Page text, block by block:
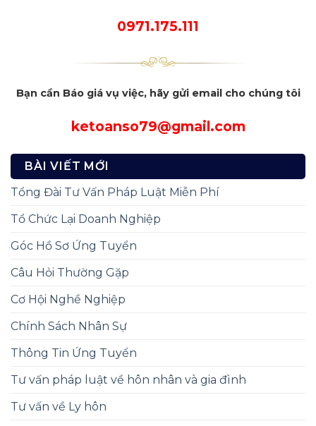
0971.175.111
Bạn cần Báo giá vụ việc, hãy gửi email cho chúng tôi
ketoanso79@gmail.com
BÀI VIẾT MỚI
Tổng Đài Tư Vấn Pháp Luật Miễn Phí
Tổ Chức Lại Doanh Nghiệp
Góc Hồ Sơ Ứng Tuyển
Câu Hỏi Thường Gặp
Cơ Hội Nghề Nghiệp
Chính Sách Nhân Sự
Thông Tin Ứng Tuyển
Tư vấn pháp luật về hôn nhân và gia đình
Tư vấn về Ly hôn